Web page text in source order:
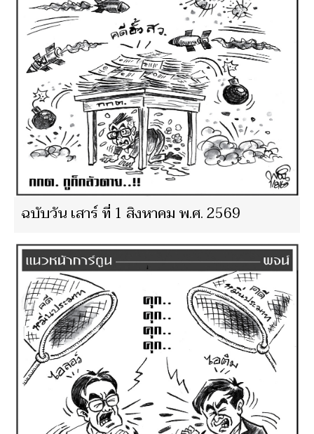
ฉบับวัน เสาร์ ที่ 1 สิงหาคม พ.ศ. 2569